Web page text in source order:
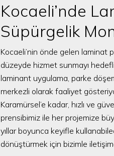
Kocaeli’nde
Süpürgelik
Kocaeli’nin önde gelen laminat
düzeyde hizmet sunmayı
laminant uygulama, parke
merkezli olarak faaliyet
Karamürsel’e kadar, hızlı ve
prensibimiz ile her projemize
yıllar boyunca keyifle
dönüştürmek için bizimle